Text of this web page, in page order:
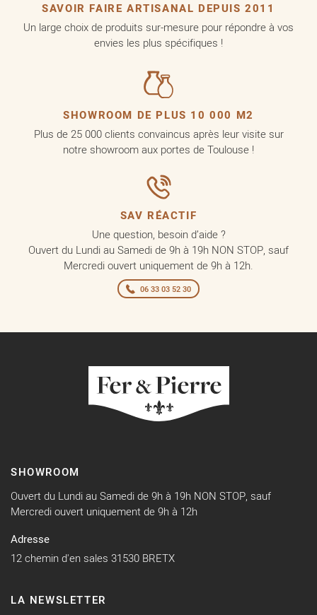
SAVOIR FAIRE ARTISANAL DEPUIS 2011
Un large choix de produits sur-mesure pour répondre à vos
envies les plus spécifiques !
SHOWROOM DE PLUS 10 000 M2
Plus de 25 000 clients convaincus après leur visite sur
notre showroom aux portes de Toulouse !
SAV RÉACTIF
Une question, besoin d’aide ?
Ouvert du Lundi au Samedi de 9h à 19h NON STOP, sauf
Mercredi ouvert uniquement de 9h à 12h.
06 33 03 52 30
SHOWROOM
Ouvert du Lundi au Samedi de 9h à 19h NON STOP, sauf
Mercredi ouvert uniquement de 9h à 12h
Adresse
12 chemin d'en sales 31530 BRETX
LA NEWSLETTER